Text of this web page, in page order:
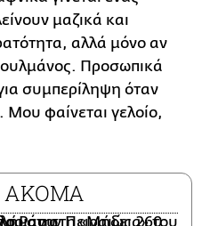
μαζικά και
αλλά μόνο αν
Προσωπικά
συμπερίληψη όταν
Μου φαίνεται γελοίο,
ΑΚΟΜΑ